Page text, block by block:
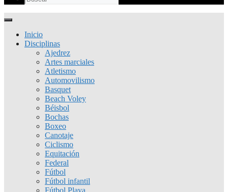
Inicio
Disciplinas
Ajedrez
Artes marciales
Atletismo
Automovilismo
Basquet
Beach Voley
Béisbol
Bochas
Boxeo
Canotaje
Ciclismo
Equitación
Federal
Fútbol
Fútbol infantil
Fútbol Playa